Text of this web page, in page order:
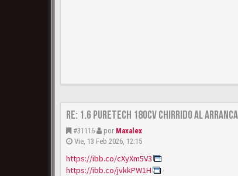
Re: 1.6 puretech 180cv chirrido al
#31116 por Maxalex
Vie, 13 Feb 2026, 12:15
https://ibb.co/cXyXm5V3
https://ibb.co/jvkkPW1H